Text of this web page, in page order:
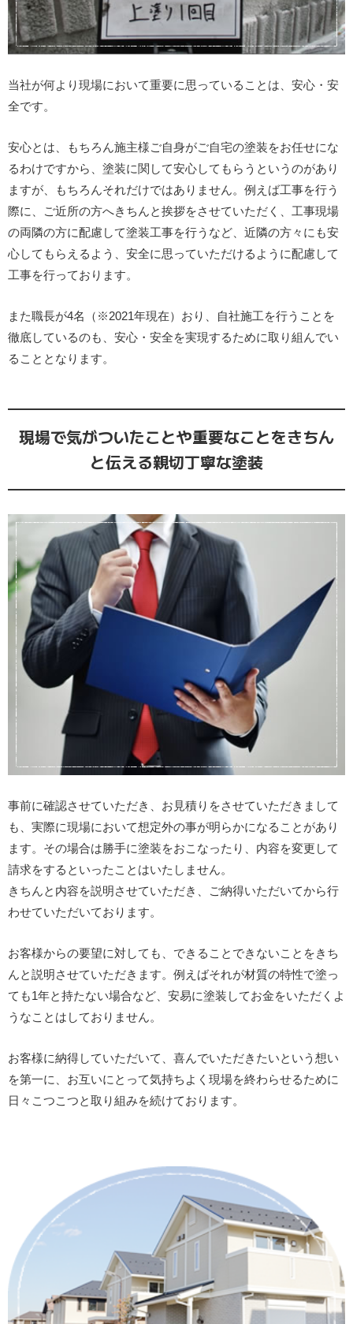
当社が何より現場において重要に思っていることは、安心・安
全です。
安心とは、もちろん施主様ご自身がご自宅の塗装をお任せにな
るわけですから、塗装に関して安心してもらうというのがあり
ますが、もちろんそれだけではありません。例えば工事を行う
際に、ご近所の方へきちんと挨拶をさせていただく、工事現場
の両隣の方に配慮して塗装工事を行うなど、近隣の方々にも安
心してもらえるよう、安全に思っていただけるように配慮して
工事を行っております。
また職長が4名（※2021年現在）おり、自社施工を行うことを
徹底しているのも、安心・安全を実現するために取り組んでい
ることとなります。
現場で気がついたことや重要なことをきちん
と伝える親切丁寧な塗装
事前に確認させていただき、お見積りをさせていただきまして
も、実際に現場において想定外の事が明らかになることがあり
ます。その場合は勝手に塗装をおこなったり、内容を変更して
請求をするといったことはいたしません。
きちんと内容を説明させていただき、ご納得いただいてから行
わせていただいております。
お客様からの要望に対しても、できることできないことをきち
んと説明させていただきます。例えばそれが材質の特性で塗っ
ても1年と持たない場合など、安易に塗装してお金をいただくよ
うなことはしておりません。
お客様に納得していただいて、喜んでいただきたいという想い
を第一に、お互いにとって気持ちよく現場を終わらせるために
日々こつこつと取り組みを続けております。